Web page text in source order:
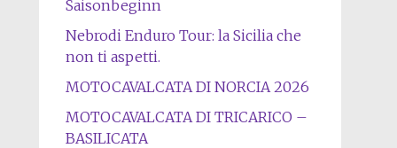
Saisonbeginn
Nebrodi Enduro Tour: la Sicilia che
non ti aspetti.
MOTOCAVALCATA DI NORCIA 2026
MOTOCAVALCATA DI TRICARICO –
BASILICATA